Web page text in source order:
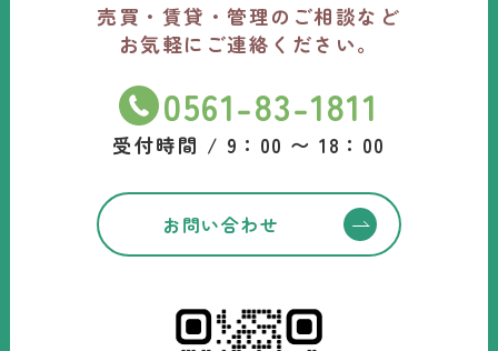
売買・賃貸・管理のご相談など
お気軽にご連絡ください。
0561-83-1811
受付時間 / 9：00 〜 18：00
お問い合わせ